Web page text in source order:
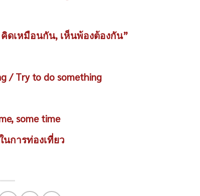
คิดเหมือนกัน, เห็นพ้องต้องกัน”
/ Try to do something
some time
นการท่องเที่ยว